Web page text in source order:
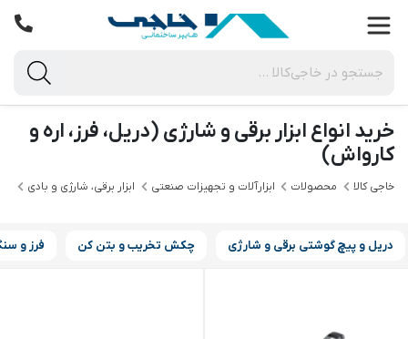
خرید انواع ابزار برقی و شارژی (دریل، فرز، اره و
کارواش)
خاجی‌ کالا محصولات ابزارآلات و تجهیزات صنعتی ابزار برقی، شارژی و بادی
دریل و پیچ گوشتی برقی و شارژی چکش تخریب و بتن کن فرز و